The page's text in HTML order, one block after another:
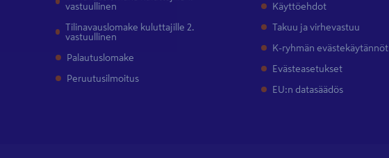
vastuullinen
Tilinavauslomake kuluttajille 2.
vastuullinen
Palautuslomake
Peruutusilmoitus
Käyttöehdot
Takuu ja virhevastuu
K-ryhmän evästekäytännöt
Evästeasetukset
EU:n datasäädös